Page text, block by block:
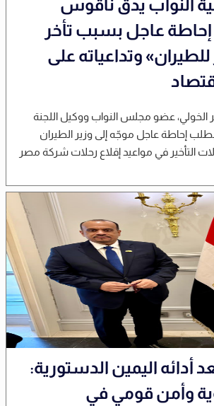
النواب يدق ناقوس
عاجل بسبب تأخر
وتداعياته على
الخولي، عضو مجلس النواب ووكيل اللجنة
بطلب إحاطة عاجل موجّه إلى وزير الطيران
التأخير في مواعيد إقلاع رحلات شركة مصر
أدائه اليمين الدستورية:
وأمن قومي في